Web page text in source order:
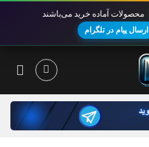
محصولات آماده خرید می‌باشند
ارسال پیام در تلگرام